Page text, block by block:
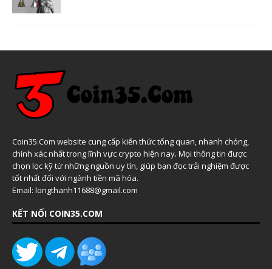
Coin35.Com website cung cấp kiến thức tổng quan, nhanh chóng,
chính xác nhất trong lĩnh vực crypto hiện nay. Mọi thông tin được
chọn lọc kỹ từ những nguồn uy tín, giúp bạn đọc trải nghiệm được
tốt nhất đối với ngành tiền mã hóa.
Email: longthanh11688@gmail.com
KẾT NỐI COIN35.COM